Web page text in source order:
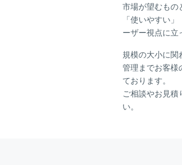
市場が望むもの
「使いやすい
ーザー視点に立
規模の大小に関
管理までお客様
ております。
ご相談やお見積
い。